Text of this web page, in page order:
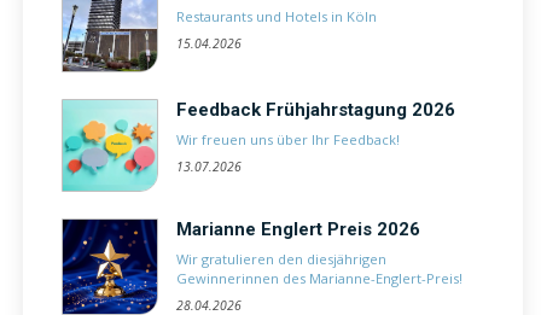
Restaurants und Hotels in Köln
15.04.2026
Feedback Frühjahrstagung 2026
Wir freuen uns über Ihr Feedback!
13.07.2026
Marianne Englert Preis 2026
Wir gratulieren den diesjährigen
Gewinnerinnen des Marianne-Englert-Preis!
28.04.2026